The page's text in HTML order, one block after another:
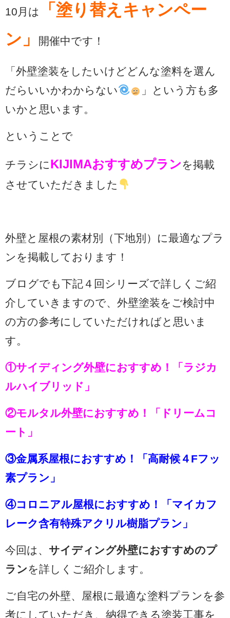
10月は
「塗り替えキャンペー
ン」
開催中です！
「外壁塗装をしたいけどどんな塗料を選ん
だらいいかわからない
」という方も多
いかと思います。
ということで
チラシに KIJIMAおすすめプランを掲載
させていただきました
外壁と屋根の素材別（下地別）に最適なプラ
ンを掲載しております！
ブログでも下記４回シリーズで詳しくご紹
介していきますので、外壁塗装をご検討中
の方の参考にしていただければと思いま
す。
①サイディング外壁におすすめ！「ラジカ
ルハイブリッド」
②モルタル外壁におすすめ！「ドリームコ
ート」
③金属系屋根におすすめ！「高耐候４Fフッ
素プラン」
④コロニアル屋根におすすめ！「マイカフ
レーク含有特殊アクリル樹脂プラン」
今回は、 サイディング外壁におすすめのプ
ランを詳しくご紹介します。
ご自宅の外壁、屋根に最適な塗料プランを参
考にしていただき、納得できる塗装工事を